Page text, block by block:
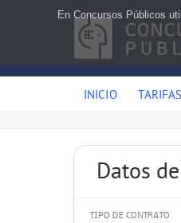
INICIO TARIFAS
Datos
TIPO DE CONTRATO
En Concursos Públicos